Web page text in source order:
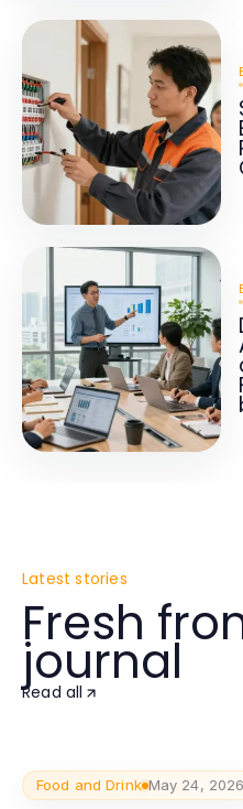
Latest stories
Fresh
journal
Read all
Food and Drink May 24, 2026